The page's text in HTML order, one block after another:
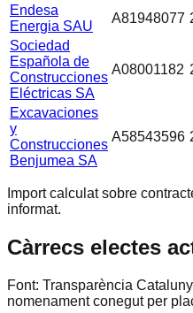
Endesa
Energia SAU
A81948077
Sociedad
Española de
Construcciones
Eléctricas SA
A08001182
Excavaciones
y
Construcciones
Benjumea SA
A58543596
Import calculat sobre
informat.
Càrrecs electes
Font: Transparència
nomenament conegut per